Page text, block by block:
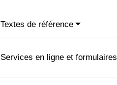
Textes de référence
Services en ligne et formulaires